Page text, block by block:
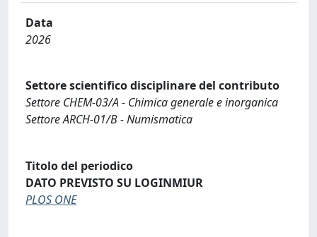
Data
2026
Settore scientifico disciplinare del contributo
Settore CHEM-03/A - Chimica generale e inorganica
Settore ARCH-01/B - Numismatica
Titolo del periodico
DATO PREVISTO SU LOGINMIUR
PLOS ONE